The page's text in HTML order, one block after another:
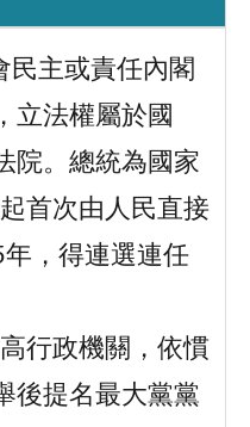
民主或責任內閣
立法權屬於國
院。總統為國家
首次由人民直接
，得連選連任
行政機關，依慣
後提名最大黨黨